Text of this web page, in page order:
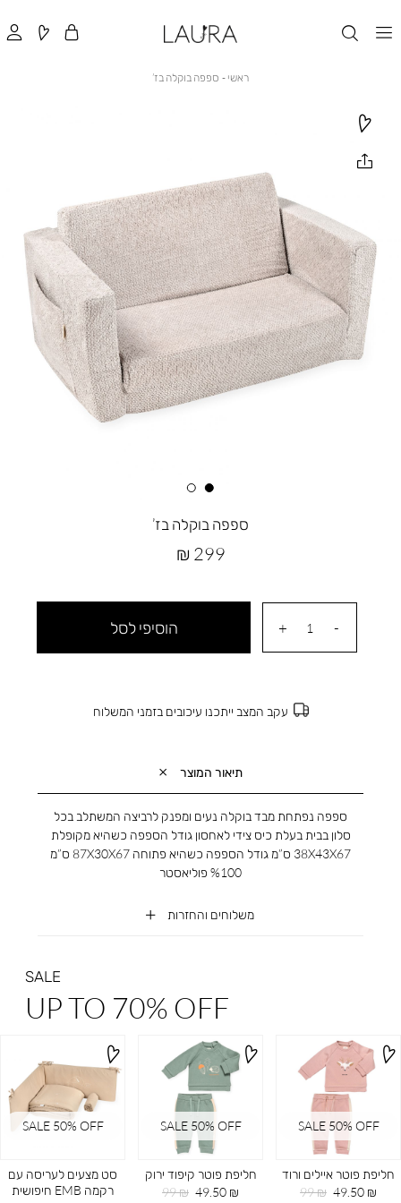
ראשי ראשי
ספפה בוקלה בז’
ספפה בוקלה בז’
מחיר
299 ₪
הוסיפי לסל
עקב המצב ייתכנו עיכובים בזמני המשלוח
תיאור המוצר
משלוחים והחזרות
ספפה נפתחת מבד בוקלה נעים ומפנק לרביצה המשתלב בכל
סלון בבית בעלת כיס צידי לאחסון גודל הספפה כשהיא מקופלת
38X43X67 ס”מ גודל הספפה כשהיא פתוחה 87X30X67 ס”מ
%100 פוליאסטר
SALE
UP TO 70% OFF
SALE 50% OFF
סט מצעים לעריסה עם
רקמה EMB חיפושית
SALE 50% OFF
חליפת פוטר קיפוד ירוק
מחיר
49.50 ₪
מחיר
99 ₪
SALE 50% OFF
חליפת פוטר איילים ורוד
מחיר
49.50 ₪
מחיר
99 ₪